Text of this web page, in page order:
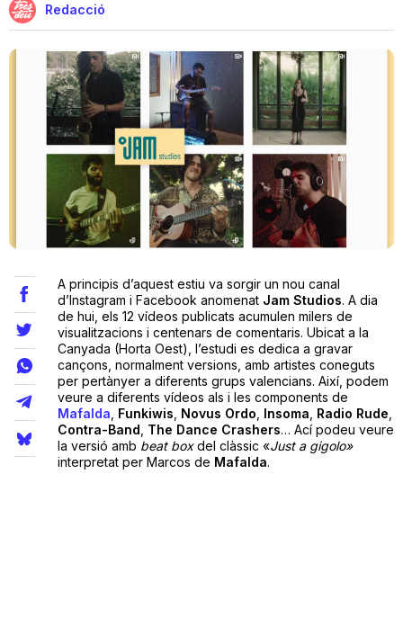
Teatre
Internet
Opinió
Llibres
La Llista
Llocs
Redacció
A principis d’aquest estiu va sorgir un nou canal
d’Instagram i Facebook anomenat Jam Studios. A dia
de hui, els 12 vídeos publicats acumulen milers de
visualitzacions i centenars de comentaris. Ubicat a la
Canyada (Horta Oest), l’estudi es dedica a gravar
cançons, normalment versions, amb artistes coneguts
per pertànyer a diferents grups valencians. Així, podem
veure a diferents vídeos als i les components de
Mafalda Funkiwis Novus Ordo Insoma Radio Rude
Contra-Band The Dance Crashers… Ací podeu veure
la versió amb beat boxdel clàssic «Just a gigolo»
interpretat per Marcos de Mafalda.